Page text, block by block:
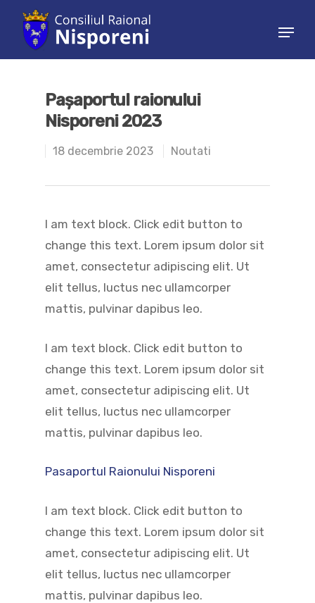
Pașaportul raionului
Nisporeni 2023
18 decembrie 2023 Noutati
I am text block. Click edit button to
change this text. Lorem ipsum dolor sit
amet, consectetur adipiscing elit. Ut
elit tellus, luctus nec ullamcorper
mattis, pulvinar dapibus leo.
I am text block. Click edit button to
change this text. Lorem ipsum dolor sit
amet, consectetur adipiscing elit. Ut
elit tellus, luctus nec ullamcorper
mattis, pulvinar dapibus leo.
Pasaportul Raionului Nisporeni
I am text block. Click edit button to
change this text. Lorem ipsum dolor sit
amet, consectetur adipiscing elit. Ut
elit tellus, luctus nec ullamcorper
mattis, pulvinar dapibus leo.